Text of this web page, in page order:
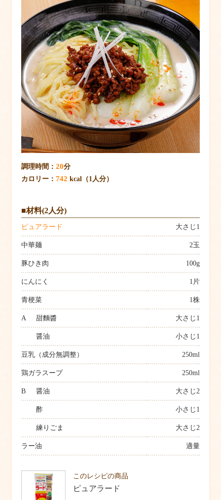
調理時間： 20分
カロリー： 742 kcal（1人分）
■材料(2人分)
ピュアラード 大さじ1
中華麺 2玉
豚ひき肉 100g
にんにく 1片
青梗菜 1株
A 甜麵醬 大さじ1
醤油 小さじ1
豆乳（成分無調整） 250ml
鶏ガラスープ 250ml
B 醤油 大さじ2
酢 小さじ1
練りごま 大さじ2
ラー油 適量
このレシピの商品
ピュアラード